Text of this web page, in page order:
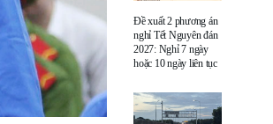
Đề xuất 2 phương án
nghỉ Tết Nguyên đán
2027: Nghỉ 7 ngày
hoặc 10 ngày liên tục